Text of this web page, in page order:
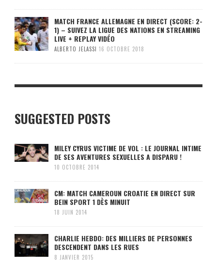
MATCH FRANCE ALLEMAGNE EN DIRECT (SCORE: 2-
1) – SUIVEZ LA LIGUE DES NATIONS EN STREAMING
LIVE + REPLAY VIDÉO
ALBERTO JELASSI 16 OCTOBRE 2018
SUGGESTED POSTS
MILEY CYRUS VICTIME DE VOL : LE JOURNAL INTIME
DE SES AVENTURES SEXUELLES A DISPARU !
10 OCTOBRE 2014
CM: MATCH CAMEROUN CROATIE EN DIRECT SUR
BEIN SPORT 1 DÈS MINUIT
18 JUIN 2014
CHARLIE HEBDO: DES MILLIERS DE PERSONNES
DESCENDENT DANS LES RUES
8 JANVIER 2015